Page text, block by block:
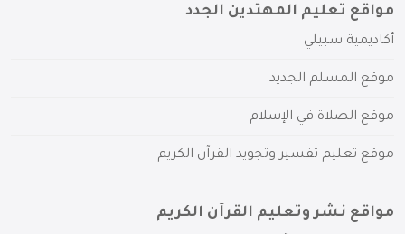
مواقع تعليم المهتدين الجدد
أكاديمية سبيلي
موقع المسلم الجديد
موقع الصلاة في الإسلام
موقع تعليم تفسير وتجويد القرآن الكريم
مواقع نشر وتعليم القرآن الكريم